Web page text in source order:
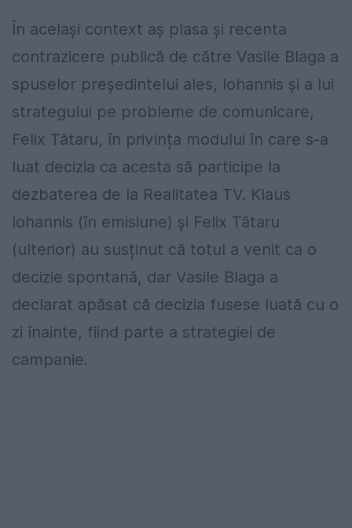
În același context aș plasa și recenta
contrazicere publică de către Vasile Blaga a
spuselor președintelui ales, Iohannis și a lui
strategului pe probleme de comunicare,
Felix Tătaru, în privința modului în care s-a
luat decizia ca acesta să participe la
dezbaterea de la Realitatea TV. Klaus
Iohannis (în emisiune) și Felix Tătaru
(ulterior) au susținut că totul a venit ca o
decizie spontană, dar Vasile Blaga a
declarat apăsat că decizia fusese luată cu o
zi înainte, fiind parte a strategiei de
campanie.